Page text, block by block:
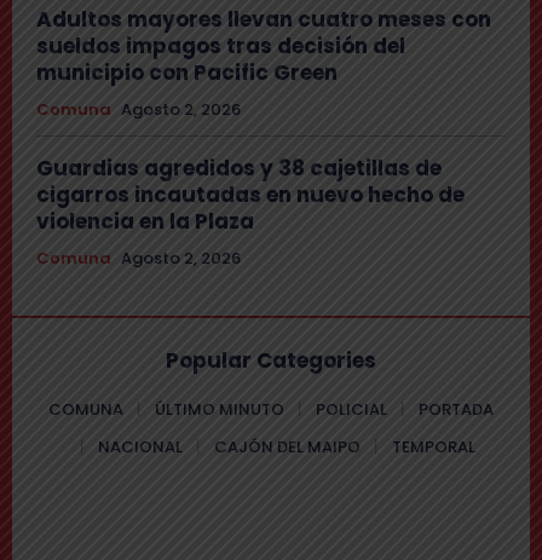
Adultos mayores llevan cuatro meses con
sueldos impagos tras decisión del
municipio con Pacific Green
Comuna Agosto 2, 2026
Guardias agredidos y 38 cajetillas de
cigarros incautadas en nuevo hecho de
violencia en la Plaza
Comuna Agosto 2, 2026
Popular Categories
COMUNA ÚLTIMO MINUTO POLICIAL
PORTADA
NACIONAL
CAJÓN DEL MAIPO TEMPORAL